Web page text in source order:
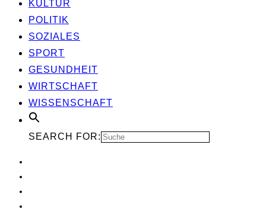
KUL­TUR
POLI­TIK
SOZIA­LES
SPORT
GESUND­HEIT
WIRT­SCHAFT
WIS­SEN­SCHAFT
SEARCH FOR: